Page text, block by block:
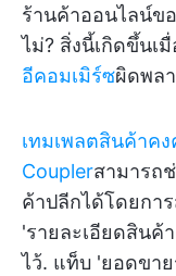
ร้านค้าออนไลน์ข
ไม่? สิ่งนี้เกิดขึ้นเมื่
อีคอมเมิร์ซผิดพล
เทมเพลตสินค้าค
Couplerสามารถ
ค้าปลีกได้โดยกา
'รายละเอียดสินค้
ไว้. แท็บ 'ยอดขา